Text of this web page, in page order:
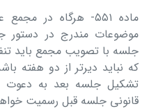
ماده ۵۵۱- هرگاه در
موضوعات مندرج در دستور
جلسه با تصویب مجمع باید
که نباید دیرتر از دو هفته
تشکیل جلسه بعد به دعوت
قانونی جلسه قبل رسمیت